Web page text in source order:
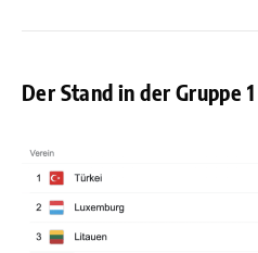
Der Stand in der Gruppe